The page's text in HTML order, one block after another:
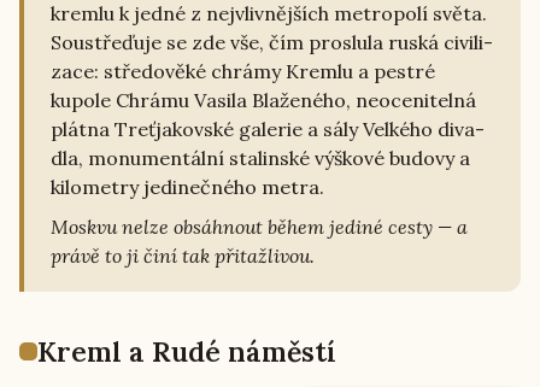
kremlu k jedné z nej­vliv­něj­ších me­t­ro­po­lí světa.
Sou­stře­ďu­je se zde vše, čím pro­slu­la ruská ci­vi­li­
za­ce: stře­do­vě­ké chrámy Kremlu a pestré
kupole Chrámu Vasila Bla­že­né­ho, ne­o­ce­ni­tel­ná
plátna Tre­ťja­kov­ské ga­le­rie a sály Vel­ké­ho di­va­
dla, mo­nu­men­tál­ní sta­lin­ské výš­ko­vé budovy a
ki­lo­me­t­ry je­di­neč­né­ho metra.
Moskvu nelze ob­sáh­nout během jediné cesty — a
právě to ji činí tak při­taž­li­vou.
Kreml a Rudé ná­měs­tí